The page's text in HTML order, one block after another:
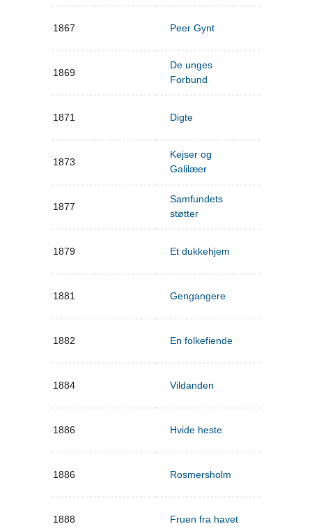
1867 Peer Gynt
1869
De unges
Forbund
1871 Digte
1873
Kejser og
Galilæer
1877
Samfundets
støtter
1879 Et dukkehjem
1881 Gengangere
1882 En folkefiende
1884 Vildanden
1886 Hvide heste
1886 Rosmersholm
1888 Fruen fra havet